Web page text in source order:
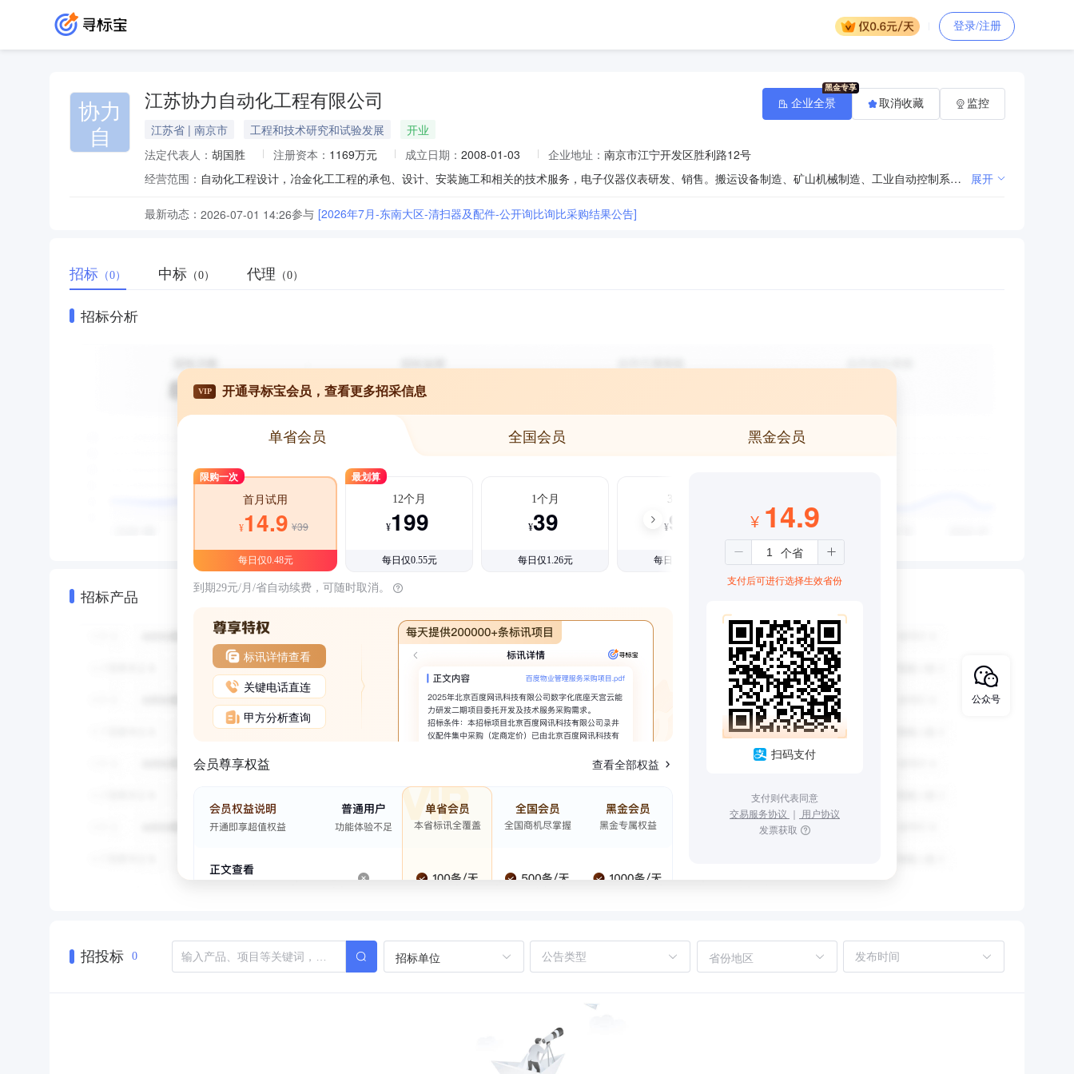
登录/注册
协力
自
江苏协力自动化工程有限公司
江苏省 | 南京市 工程和技术研究和试验发展
开业
法定代表人： 胡国胜 注册资本： 1169万元 成立日期： 2008-01-03 企业地址： 南京市江宁开发区胜利路12号
经营范围：
自动化工程设计，冶金化工工程的承包、设计、安装施工和相关的技术服务，电子仪器仪表研发、销售。搬运设备制造、矿山机械制造、工业自动控制系统装置制造、通用仪器仪表制造、其它通用设备制造。（依法须经批准的项目，经相关部门批准后方可开展经营活动） 展开
最新动态： 2026-07-01 14:26参与 [2026年7月-东南大区-清扫器及配件-公开询比询比采购结果公告]
企业全景 取消收藏 监控
招标 （0） 中标 （0） 代理 （0）
招标分析
招标产品
VIP 开通寻标宝会员，查看更多招采信息
单省会员 全国会员 黑金会员
限购一次
首月试用
¥14.9 ¥39
每日仅0.48元
最划算
12个月
¥199
每日仅0.55元
1个月
¥39
每日仅1.26元
3个月
¥99
每日仅1.08元
到期29元/月/省自动续费，可随时取消。
标讯详情查看
关键电话直连
甲方分析查询
会员尊享权益 查看全部权益
¥ 14.9
支付后可进行选择生效省份
扫码支付
支付则代表同意
交易服务协议 ｜ 用户协议
发票获取
招投标 0 招标单位 省份地区
公众号